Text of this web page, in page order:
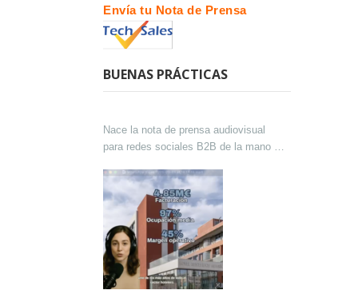
Envía tu Nota de Prensa
BUENAS PRÁCTICAS
Nace la nota de prensa audiovisual
para redes sociales B2B de la mano de